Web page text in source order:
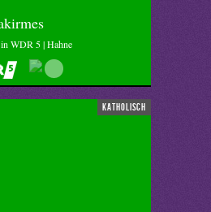
WDR 5 | Hahne
katholisch